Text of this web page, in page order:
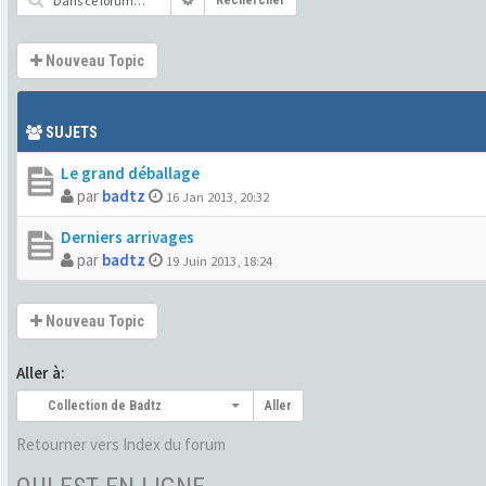
Nouveau Topic
SUJETS
Le grand déballage
par badtz 16 Jan 2013, 20:32
Derniers arrivages
par badtz 19 Juin 2013, 18:24
Nouveau Topic
Aller à:
Collection de Badtz Aller
Retourner vers Index du forum